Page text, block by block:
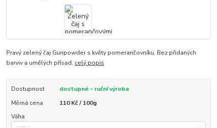
Pravý zelený čaj Gunpowder s květy pomerančovníku. Bez přidaných
barviv a umělých přísad. celý popis
Dostupnost
dostupné - ruční výroba
Měrná cena
110 Kč / 100g
Váha